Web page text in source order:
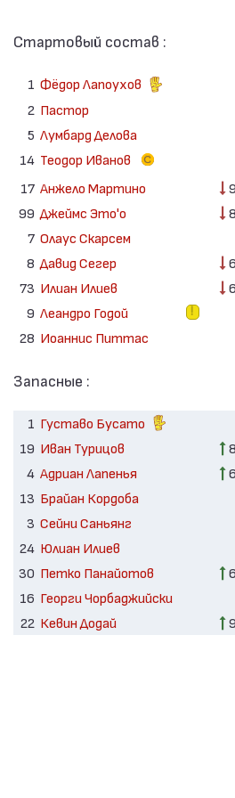
Стартовый состав :
1 Фёдор Лапоухов
2 Пастор
5 Лумбард Делова
14 Теодор Иванов
17 Анжело Мартино
99 Джеймс Это'о
7 Олаус Скарсем
8 Давид Сегер
73 Илиан Илиев
9 Леандро Годой
28 Иоаннис Питтас
Запасные :
1 Густаво Бусато
19 Иван Турицов
4 Адриан Лапенья
13 Брайан Кордоба
3 Сейни Саньянг
24 Юлиан Илиев
30 Петко Панайотов
16 Георги Чорбаджийски
22 Кевин Додай